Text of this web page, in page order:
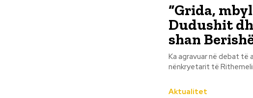
“Grida,
Dudushit
shan
Ka agravuar në debat të
nënkryetarit të
Aktualitet